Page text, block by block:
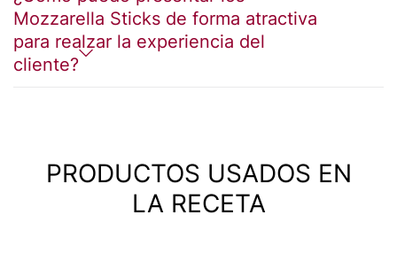
Mozzarella Sticks de forma atractiva
para realzar la experiencia del
cliente?
PRODUCTOS USADOS EN
LA RECETA